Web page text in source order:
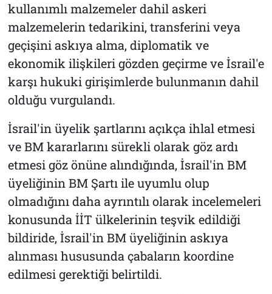
kullanımlı malzemeler dahil askeri
malzemelerin tedarikini, transferini veya
geçişini askıya alma, diplomatik ve
ekonomik ilişkileri gözden geçirme ve İsrail'e
karşı hukuki girişimlerde bulunmanın dahil
olduğu vurgulandı.
İsrail'in üyelik şartlarını açıkça ihlal etmesi
ve BM kararlarını sürekli olarak göz ardı
etmesi göz önüne alındığında, İsrail'in BM
üyeliğinin BM Şartı ile uyumlu olup
olmadığını daha ayrıntılı olarak incelemeleri
konusunda İİT ülkelerinin teşvik edildiği
bildiride, İsrail'in BM üyeliğinin askıya
alınması hususunda çabaların koordine
edilmesi gerektiği belirtildi.